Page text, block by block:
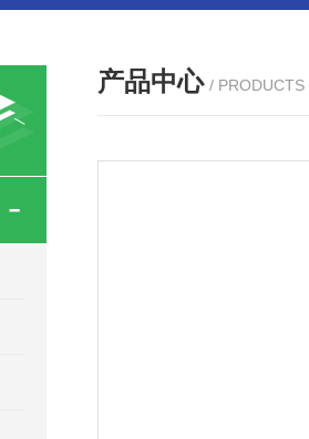
产品中心 / PRODUCTS